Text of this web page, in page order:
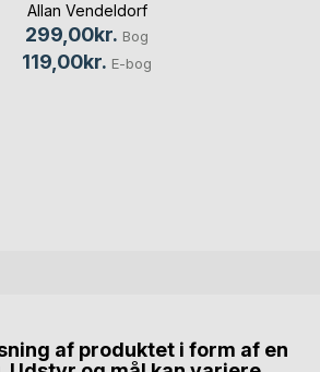
Allan Vendeldorf
299,00kr. Bog
119,00kr. E-bog
af produktet i form af en